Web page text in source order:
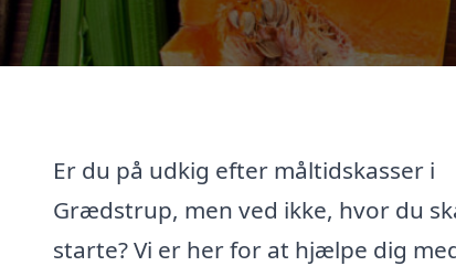
Er du på udkig efter måltidskasser i
Grædstrup, men ved ikke, hvor du
starte? Vi er her for at hjælpe dig